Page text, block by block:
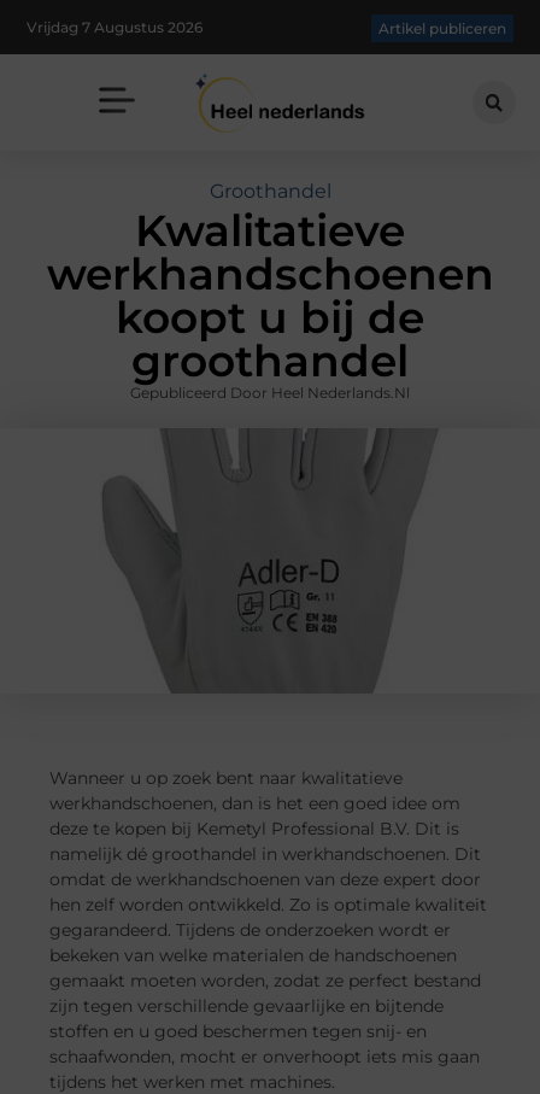
Vrijdag 7 Augustus 2026 Artikel publiceren
Groothandel
Kwalitatieve
werkhandschoenen
koopt u bij de
groothandel
Gepubliceerd Door Heel Nederlands.nl
Wanneer u op zoek bent naar kwalitatieve
werkhandschoenen, dan is het een goed idee om
deze te kopen bij Kemetyl Professional B.V. Dit is
namelijk dé groothandel in werkhandschoenen. Dit
omdat de werkhandschoenen van deze expert door
hen zelf worden ontwikkeld. Zo is optimale kwaliteit
gegarandeerd. Tijdens de onderzoeken wordt er
bekeken van welke materialen de handschoenen
gemaakt moeten worden, zodat ze perfect bestand
zijn tegen verschillende gevaarlijke en bijtende
stoffen en u goed beschermen tegen snij- en
schaafwonden, mocht er onverhoopt iets mis gaan
tijdens het werken met machines.